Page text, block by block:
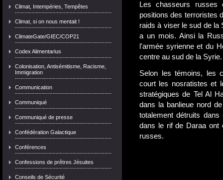
Climat, Intempéries, Tempêtes
Climat, si on nous mentait !
ClimateGate/GIEC/COP21
Codex Alimentarius
Colonisation, Antisémitisme, Racisme,
Immigration
Communication
Communiqué
Communiqué de presse
Confédération Galactique
Conférences
Confessions de prêtres Jésuites
Conseils de Sécurité
Les chasseurs
positions des terroristes
raids à viser le sud de la
a un mois. Ainsi la
l'armée syrienne et du
centre au sud de la
Selon les témoins, les
court les nosratistes et
stratégiques de Tel Al
dans la banlieue nord
totalement détruits
dans le rif de Daraa ont
russes.